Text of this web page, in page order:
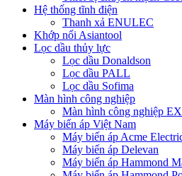
Hệ thống tĩnh điện
Thanh xả ENULEC
Khớp nối Asiantool
Lọc dầu thủy lực
Lọc dầu Donaldson
Lọc dầu PALL
Lọc dầu Sofima
Màn hình công nghiệp
Màn hình công nghiệp
Máy biến áp Việt Nam
Máy biến áp Acme
Máy biến áp Delevan
Máy biến áp Hammond